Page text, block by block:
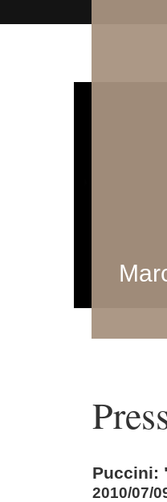
Puccini:
2010/07/